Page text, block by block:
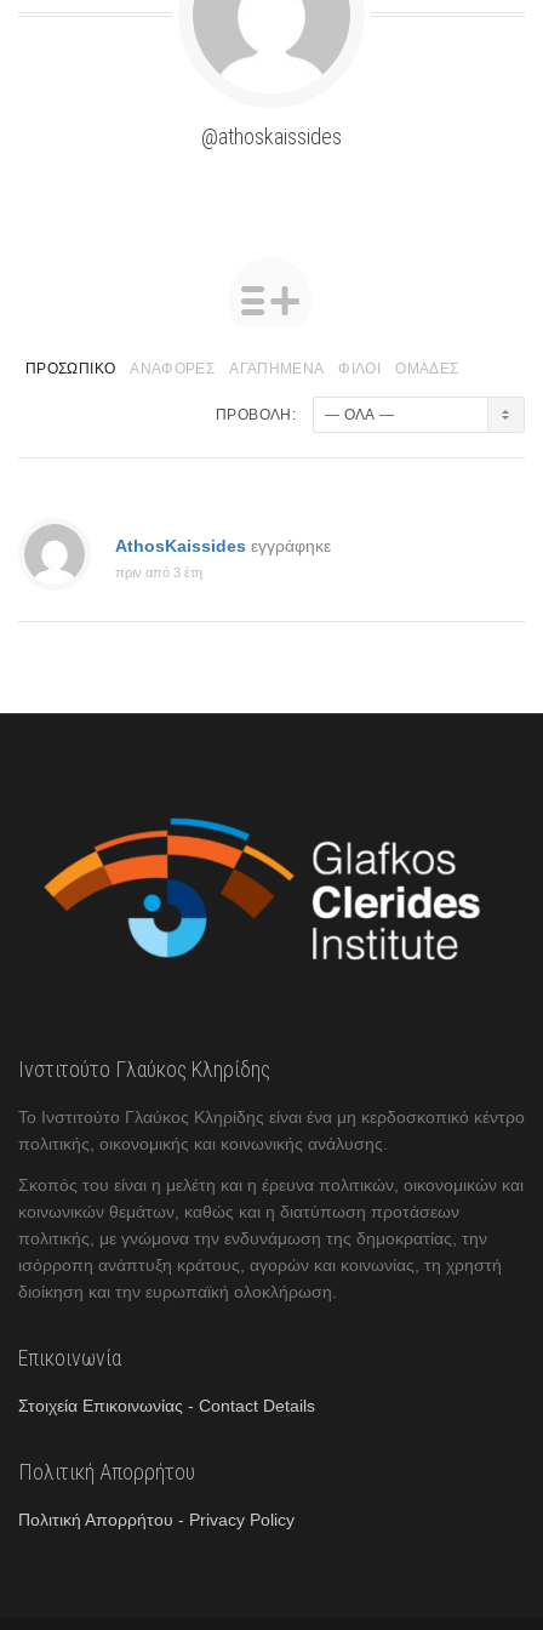
@athoskaissides
ΠΡΟΣΩΠΙΚΌ ΑΝΑΦΟΡΈΣ ΑΓΑΠΗΜΈΝΑ ΦΊΛΟΙ ΟΜΆΔΕΣ
ΠΡΟΒΟΛΉ:
AthosKaissides εγγράφηκε
πριν από 3 έτη
Ινστιτούτο Γλαύκος Κληρίδης
Το Ινστιτούτο Γλαύκος Κληρίδης είναι ένα μη κερδοσκοπικό κέντρο
πολιτικής, οικονομικής και κοινωνικής ανάλυσης.
Σκοπός του είναι η μελέτη και η έρευνα πολιτικών, οικονομικών και
κοινωνικών θεμάτων, καθώς και η διατύπωση προτάσεων
πολιτικής, με γνώμονα την ενδυνάμωση της δημοκρατίας, την
ισόρροπη ανάπτυξη κράτους, αγορών και κοινωνίας, τη χρηστή
διοίκηση και την ευρωπαϊκή ολοκλήρωση.
Επικοινωνία
Στοιχεία Επικοινωνίας - Contact Details
Πολιτική Απορρήτου
Πολιτική Απορρήτου - Privacy Policy